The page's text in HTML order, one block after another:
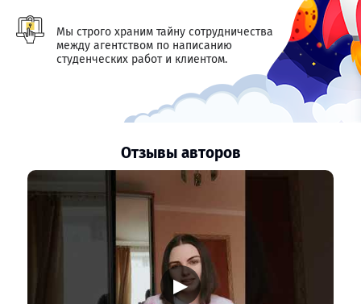
Мы строго храним тайну сотрудничества
между агентством по написанию
студенческих работ и клиентом.
Отзывы авторов
▶